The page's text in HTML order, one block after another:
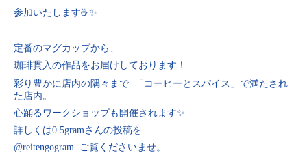
参加いたします☕️✨
定番のマグカップから、
珈琲貫入の作品をお届けしております！
彩り豊かに店内の隅々まで 「コーヒーとスパイス」で満たされ
た店内。
心踊るワークショップも開催されます✨
詳しくは0.5gramさんの投稿を
@reitengogram ご覧くださいませ。